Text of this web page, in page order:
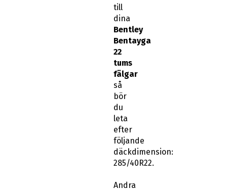
till
dina
Bentley
Bentayga
22
tums
fälgar
så
bör
du
leta
efter
följande
däckdimension:
285/40R22.
Andra